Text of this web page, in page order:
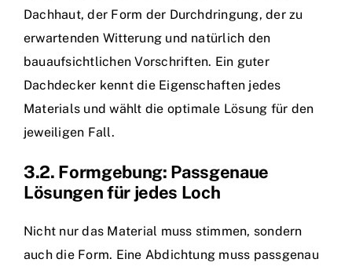
Dachhaut, der Form der Durchdringung, der zu
erwartenden Witterung und natürlich den
bauaufsichtlichen Vorschriften. Ein guter
Dachdecker kennt die Eigenschaften jedes
Materials und wählt die optimale Lösung für den
jeweiligen Fall.
3.2. Formgebung: Passgenaue
Lösungen für jedes Loch
Nicht nur das Material muss stimmen, sondern
auch die Form. Eine Abdichtung muss passgenau